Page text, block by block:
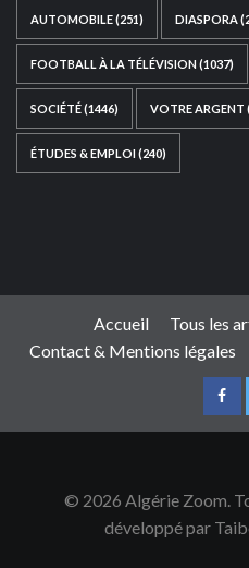
AUTOMOBILE(251) DIASPORA
FOOTBALL À LA TÉLÉVISION(1037)
SOCIÉTÉ(1446) VOTRE ARGENT
ÉTUDES & EMPLOI(240)
Accueil Tous les
Contact & Mentions légales
© 2026 Algérie Zoom.
développé par